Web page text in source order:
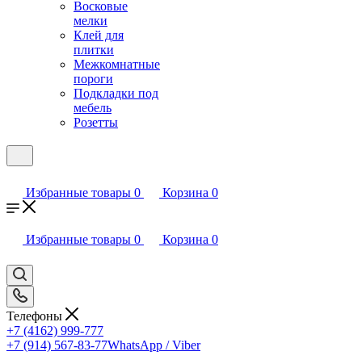
Восковые
мелки
Клей для
плитки
Межкомнатные
пороги
Подкладки под
мебель
Розетты
Избранные товары 0 Корзина 0
Избранные товары 0 Корзина 0
Телефоны
+7 (4162) 999-777
+7 (914) 567-83-77WhatsApp / Viber